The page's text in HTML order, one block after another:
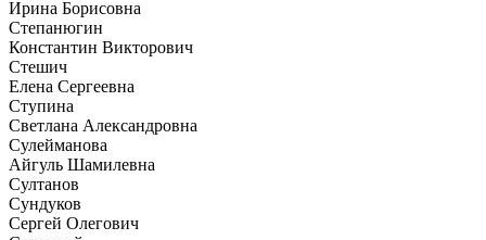
Ирина Борисовна
Степанюгин
Константин Викторович
Стешич
Елена Сергеевна
Ступина
Светлана Александровна
Сулейманова
Айгуль Шамилевна
Султанов
Сундуков
Сергей Олегович